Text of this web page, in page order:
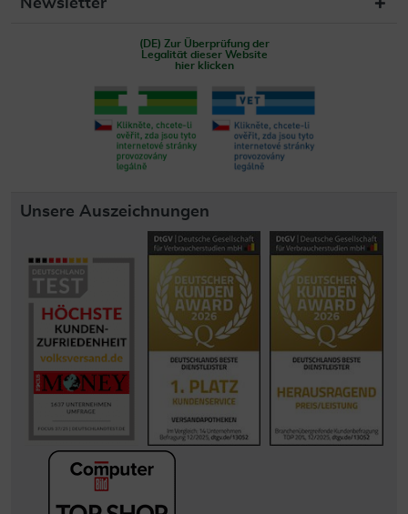
Newsletter
(DE) Zur Überprüfung der
Legalität dieser Website
hier klicken
Unsere Auszeichnungen